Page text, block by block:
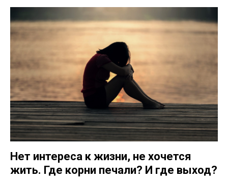
Нет интереса к жизни, не хочется
жить. Где корни печали? И где выход?